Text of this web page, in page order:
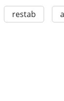
restab